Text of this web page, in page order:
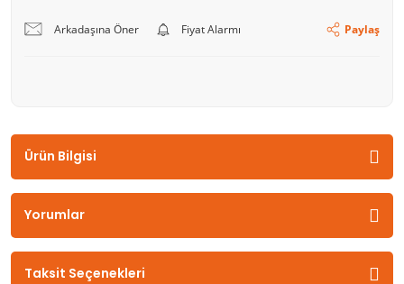
Arkadaşına Öner Fiyat Alarmı Paylaş
Ürün Bilgisi
Yorumlar
Taksit Seçenekleri